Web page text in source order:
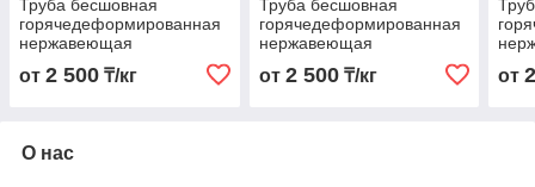
Труба бесшовная
горячедеформированная
нержавеющая
48х4,0х6000 Марка AISI
316 Ti
от 2 500 ₸/кг
Труба бесшовная
горячедеформированная
нержавеющая
48х4,0х6000 Марка AISI
316
от 2 500₸/кг
316
от
О нас